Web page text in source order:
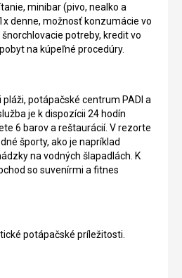
minibar (pivo, nealko a
denne, možnosť konzumácie vo
potreby, kredit vo
na kúpeľné procedúry.
pláži, potápačské centrum PADI a
je k dispozícii 24 hodín
6 barov a reštaurácií. V rezorte
športy, ako je napríklad
na vodných šlapadlách. K
so suvenírmi a fitnes
potápačské príležitosti.